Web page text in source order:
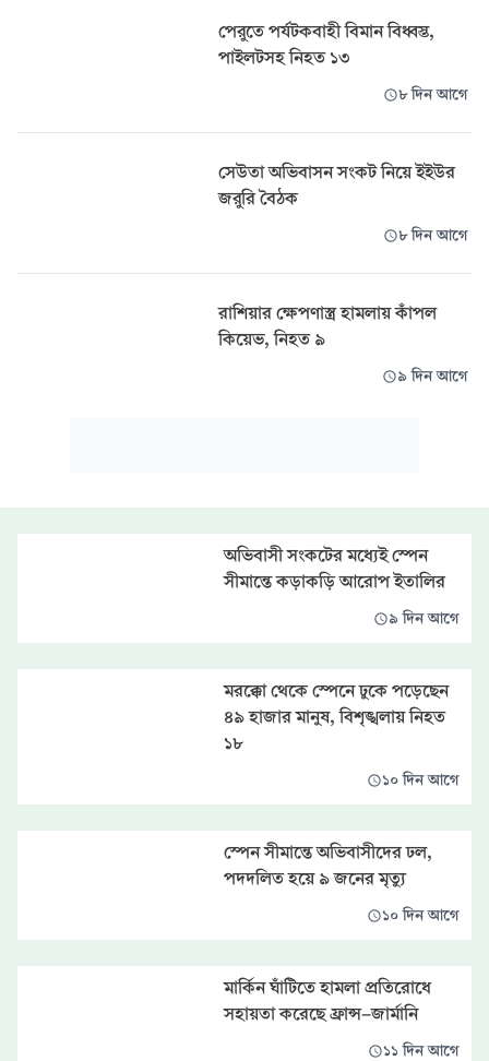
পেরুতে পর্যটকবাহী বিমান বিধ্বস্ত,
পাইলটসহ নিহত ১৩
৮ দিন আগে
সেউতা অভিবাসন সংকট নিয়ে ইইউর
জরুরি বৈঠক
৮ দিন আগে
রাশিয়ার ক্ষেপণাস্ত্র হামলায় কাঁপল
কিয়েভ, নিহত ৯
৯ দিন আগে
অভিবাসী সংকটের মধ্যেই স্পেন
সীমান্তে কড়াকড়ি আরোপ ইতালির
৯ দিন আগে
মরক্কো থেকে স্পেনে ঢুকে পড়েছেন
৪৯ হাজার মানুষ, বিশৃঙ্খলায় নিহত
১৮
১০ দিন আগে
স্পেন সীমান্তে অভিবাসীদের ঢল,
পদদলিত হয়ে ৯ জনের মৃত্যু
১০ দিন আগে
মার্কিন ঘাঁটিতে হামলা প্রতিরোধে
সহায়তা করেছে ফ্রান্স-জার্মানি
১১ দিন আগে